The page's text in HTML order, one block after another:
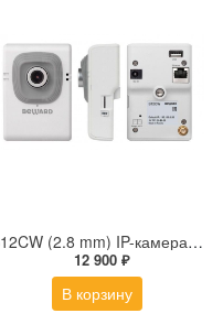
B12CW (2.8 mm) IP-камера 1Мп миниатюрная кубическая беспроводная с фиксированным объективом 2.8 мм и микрофоном
12 900 ₽
В корзину